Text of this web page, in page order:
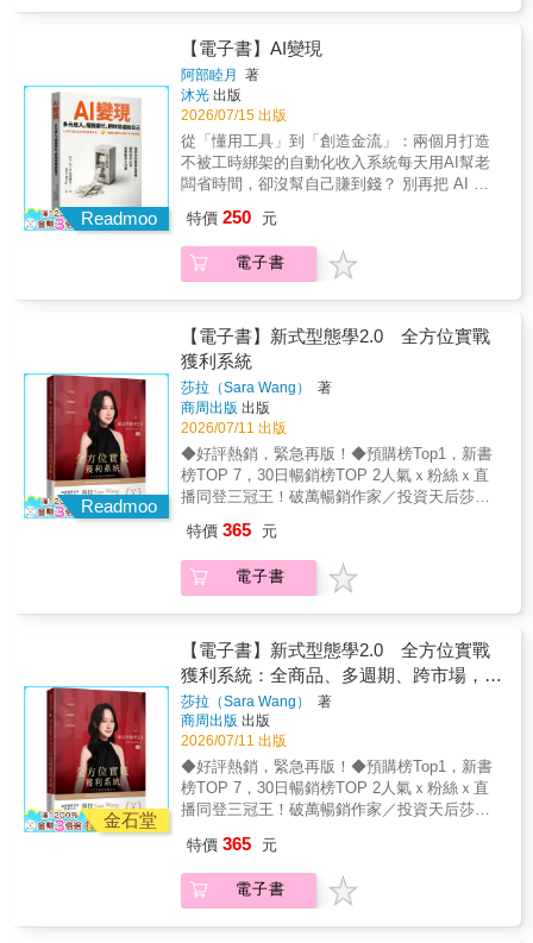
定的市場裡，建立真正長久的投資系統。本書
富自由之後，你想過的是什麼樣的人生？這不
只是一本投資書，更是一趟重新認識自己、重
建人生選擇的旅程。當你開始往內看，也將真
正踏上穩健致富之路
每天用AI，你的戶頭數字卻沒有增加？台灣
「AI」相關關鍵字的搜尋量狂飆，但殘酷的現
實是，真正能靠 AI 賺到錢的人卻寥寥無幾。許
多人將 AI 當作寫文案、做報告的「免費小精
靈」，確實省下了幾小時的打字時間。但然後
呢？沒有客戶、沒有訂單，這就是多數人落入
的「單純省時」盲點。「懂用 AI」跟「讓 AI
替你賺錢」，是截然不同的兩件事本書要教你
的是如何把這些工具，變成實實在在的現金
個通膨吃掉存款、變動加速的年代，如果收入
只能靠「工時」、「地點」與「體力」來換
取，將是人生最大的隱憂。作者透過親身實踐
證明：真正的關鍵不在於用 AI「產出多少內
容」，而是讓 AI 替你建立一套「自動收款的金
流系統」。想像你擁有一個不請假、不用付勞
健保的數位合夥人，24 小時在網路上為你導
流、行銷並完成交易。不求一夕暴富的神話，
而是打造一套休假、生病也能穩定進帳的健康
收入結構。零資金、免技術，5 個將 AI 變現的
底層邏輯 為渴望奪回生活主導權的普通人量身
打造的實戰指南。只要掌握以下商業思維，你
義，用最快速度讓產品上線試水溫。• 賣給「自
己」： 從自身需求出發，先做你自己也願意掏
錢買的解決方案。• 減法才是殺招： 資訊爆炸
的時代，越簡單明瞭的策略越具商業價值。• 精
麻煩、減焦慮」買單。• 行動碾壓天賦： 比起
鑽研高深技術，現在就開始動手才是致勝關
鍵。• 這本書特別適合這樣的人：• 擔心單一收
入風險的上班族： 建立可控風險的備用現金
流，無懼職場變動。• 想經營副業但不想爆肝的
人： 不談投機致富，專注於「收入穩定度」的
務實方法。• 時間被綁死的自由工作者： 建立
系統思維，跳脫「接案＝賣時間」的血汗迴
圈。• 不知從何下手的 AI 新手： 提供可複製、
可微調的步驟，將生產力工具真正變現。給自
己兩個月的時間，別再只把 AI 當作高科技玩
具。現在就翻開本書，打造第一套屬於你的自
動化賺錢系統，把時間與自由徹底掌握在手
中！【日本各大通路、媒體一致盛讚！現象級
Readmoo
【電子書】AI變現
阿部睦月
著
沐光 出版
2026/07/15 出版
從「懂用工具」到「創造金流」：兩個月打造
不被工時綁架的自動化收入系統每天用AI幫老
闆省時間，卻沒幫自己賺到錢？ 別再把 AI 當
具變現金，讓 AI 替你打工！你真正需要的，是
一套休假、生病也能穩定進帳的「防禦型收入
結構」。不露臉、免技術、零資金。 給自己 2
每天用AI，你的戶頭數字卻沒有增加？台灣
「AI」相關關鍵字的搜尋量狂飆，但殘酷的現
實是，真正能靠 AI 賺到錢的人卻寥寥無幾。許
多人將 AI 當作寫文案、做報告的「免費小精
靈」，確實省下了幾小時的打字時間。但然後
呢？沒有客戶、沒有訂單，這就是多數人落入
的「單純省時」盲點。「懂用 AI」跟「讓 AI
替你賺錢」，是截然不同的兩件事本書要教你
的是如何把這些工具，變成實實在在的現金
流。建構 24 小時運轉的「防禦型收入」 在這
只能靠「工時」、「地點」與「體力」來換
取，將是人生最大的隱憂。作者透過親身實踐
證明：真正的關鍵不在於用 AI「產出多少內
流系統」。想像你擁有一個不請假、不用付勞
健保的數位合夥人，24 小時在網路上為你導
流、行銷並完成交易。不求一夕暴富的神話，
而是打造一套休假、生病也能穩定進帳的健康
收入結構。零資金、免技術，5 個將 AI 變現的
底層邏輯 為渴望奪回生活主導權的普通人量身
打造的實戰指南。只要掌握以下商業思維，你
就能立刻開始：• 先求有再求好： 拒絕完美主
己」： 從自身需求出發，先做你自己也願意掏
的時代，越簡單明瞭的策略越具商業價值。• 精
準鎖定痛點： 人們永遠願意為了「省時間、省
麻煩、減焦慮」買單。• 行動碾壓天賦： 比起
特價 250 元
電子書
Readmoo
【電子書】新式型態學2.0 全方位實戰
獲利系統
莎拉（Sara Wang）
著
商周出版 出版
2026/07/11 出版
◆好評熱銷，緊急再版！◆預購榜Top1，新書
榜TOP 7，30日暢銷榜TOP 2人氣ｘ粉絲ｘ直
播同登三冠王！破萬暢銷作家／投資天后莎拉
不難，難的是每次出手都能贏！從台股、國際
商品到虛擬貨幣，從多方、空方到盤整時期，
從當沖、短波段到中長期操作，一次囊括所有
造投資人的必備經典教科書！結合傳統技術分
析與新式型態學技法，讓你無論用何種商品、
在何種市場、採取多長的操作週期都能即時應
用！Step 1 判斷多空盤勢，雙向規劃不靠預
測行情，而是判斷大盤走勢，事先針對多空可
能性做出雙向布局。Step 2 決定短中長期布
局判斷大盤當前起漲位階，執行AB帳戶操盤
法，讓資金靈活運用。Step 3 從型態＋籌碼
建立每日選股清單透過APP等實用工具，判斷
線圖型態與個股籌碼狀態，打造自選股池。
前位置，根據型態、籌碼與基本面和新聞面進
行判斷。Step 5 進出場與停損停利操作以撐
壓畫線來決定進出場時機，遇支撐，分批進
特價 365 元
電子書
金石堂
【電子書】新式型態學2.0 全方位實戰
獲利系統：全商品、多週期、跨市場，多
空皆贏的專屬攻略
莎拉（Sara Wang）
著
商周出版 出版
2026/07/11 出版
◆好評熱銷，緊急再版！◆預購榜Top1，新書
榜TOP 7，30日暢銷榜TOP 2人氣ｘ粉絲ｘ直
播同登三冠王！破萬暢銷作家／投資天后莎拉
不難，難的是每次出手都能贏！從台股、國際
商品到虛擬貨幣，從多方、空方到盤整時期，
從當沖、短波段到中長期操作，一次囊括所有
特價 365 元
電子書